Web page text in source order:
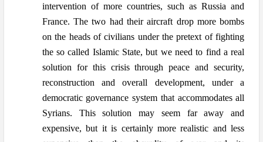
intervention of more countries, such as Russia and
France. The two had their aircraft drop more bombs
on the heads of civilians under the pretext of fighting
the so called Islamic State, but we need to find a real
solution for this crisis through peace and security,
reconstruction and overall development, under a
democratic governance system that accommodates all
Syrians. This solution may seem far away and
expensive, but it is certainly more realistic and less